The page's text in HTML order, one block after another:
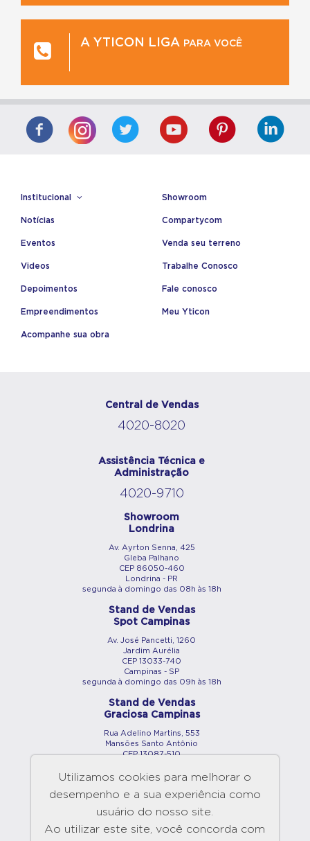
Utilizamos cookies para melhorar o
desempenho e a sua experiência como
usuário do nosso site.
Ao utilizar este site, você concorda com
A YTICON LIGA PARA VOCÊ
Institucional
Notícias
Eventos
Videos
Depoimentos
Empreendimentos
Acompanhe sua obra
Showroom
Compartycom
Venda seu terreno
Trabalhe Conosco
Fale conosco
Meu Yticon
Central de Vendas
4020-8020
Assistência Técnica e
Administração
4020-9710
Showroom
Londrina
Av. Ayrton Senna, 425
Gleba Palhano
CEP 86050-460
Londrina - PR
segunda à domingo das 08h às 18h
Stand de Vendas
Spot Campinas
Av. José Pancetti, 1260
Jardim Aurélia
CEP 13033-740
Campinas - SP
segunda à domingo das 09h às 18h
Stand de Vendas
Graciosa Campinas
Rua Adelino Martins, 553
Mansões Santo Antônio
CEP 13087-510
segunda à domingo das 09h às 18h
Showroom
Maringá
Av. São Paulo, 2890
Vila Bosque